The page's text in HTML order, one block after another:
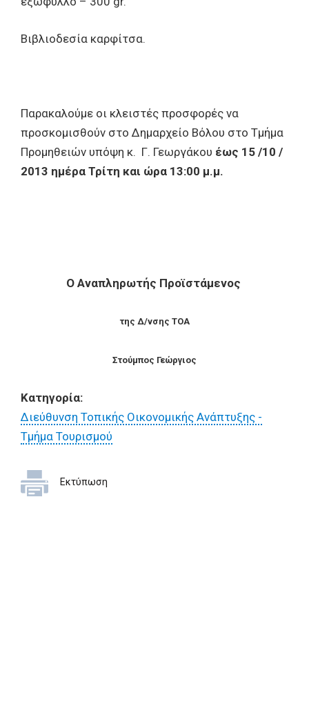
Βιβλιοδεσία καρφίτσα.
Παρακαλούμε οι κλειστές προσφορές να
προσκομισθούν στο Δημαρχείο Βόλου στο Τμήμα
Προμηθειών υπόψη κ. Γ. Γεωργάκου έως 15 /10 /
2013 ημέρα Τρίτη και ώρα 13:00 μ.μ.
Ο Αναπληρωτής Προϊστάμενος
της Δ/νσης ΤΟΑ
Στούμπος Γεώργιος
Κατηγορία:
Διεύθυνση Τοπικής Οικονομικής Ανάπτυξης -
Τμήμα Τουρισμού
Εκτύπωση